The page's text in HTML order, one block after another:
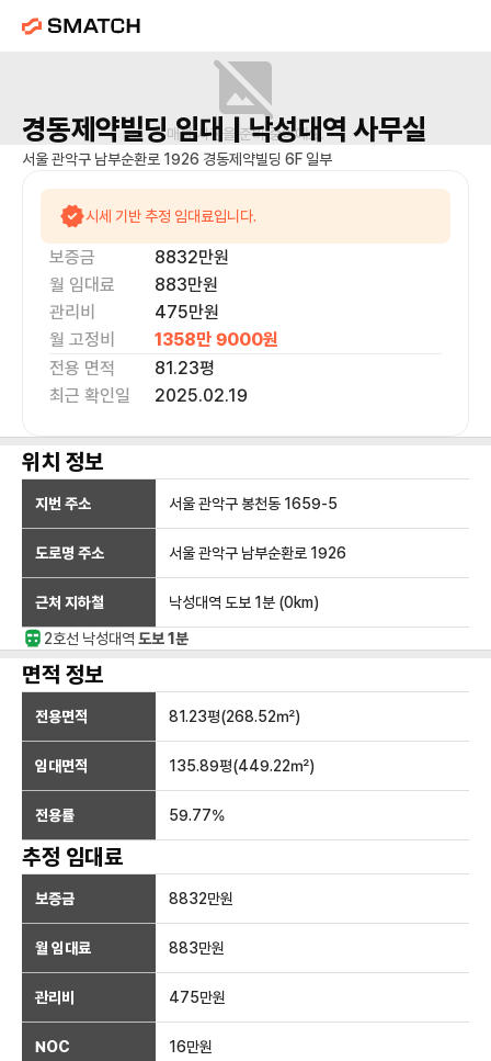
매물 사진을 준비 중이에요.
경동제약빌딩임대 | 낙성대역 사무실
서울 관악구 남부순환로 1926 경동제약빌딩 6F 일부
시세 기반 추정 임대료입니다.
보증금 8832만원
월 임대료
883만원
관리비
475만원
월 고정비
1358만 9000원
전용 면적
81.23평
최근 확인일
2025.02.19
위치 정보
지번 주소 서울 관악구 봉천동 1659-5
도로명 주소 서울 관악구 남부순환로 1926
근처 지하철 낙성대역 도보 1분 (0km)
2호선 낙성대역 도보 1분
면적 정보
전용면적 81.23평(268.52㎡)
임대면적 135.89평(449.22㎡)
전용률 59.77%
추정 임대료
보증금 8832만원
월 임대료 883만원
관리비 475만원
NOC 16만원